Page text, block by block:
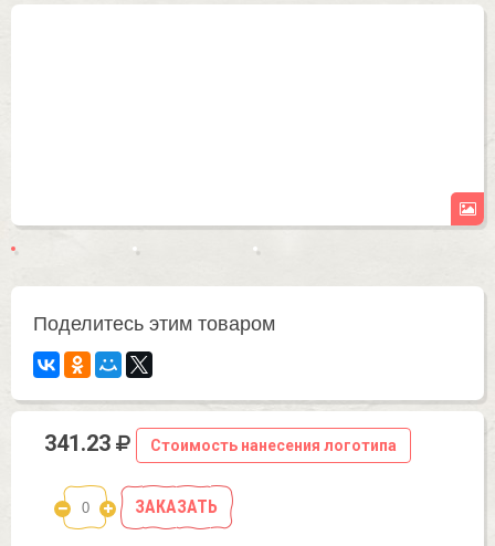
Поделитесь этим товаром
341.23 Стоимость нанесения логотипа
ЗАКАЗАТЬ